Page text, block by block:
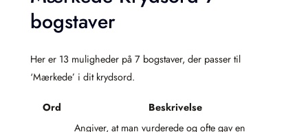
bogstaver
Her er 13 muligheder på 7 bogstaver, der passer til
‘Mærkede’ i dit krydsord.
Ord Beskrivelse
Angiver, at man vurderede og ofte gav en